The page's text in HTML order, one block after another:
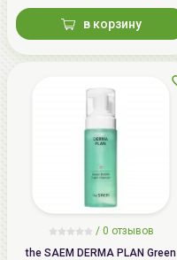
в корзину
/ 0 отзывов
the SAEM DERMA PLAN Green